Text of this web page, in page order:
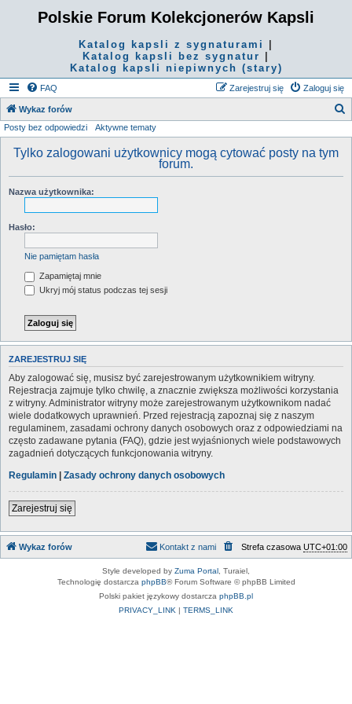
Polskie Forum Kolekcjonerów Kapsli
Katalog kapsli z sygnaturami
Katalog kapsli bez sygnatur
Katalog kapsli niepiwnych (stary)
FAQ Zaloguj się
Zarejestruj się
Wykaz forów
Posty bez odpowiedzi Aktywne tematy
Tylko zalogowani użytkownicy mogą cytować posty na tym
forum.
Nazwa użytkownika:
Hasło:
Nie pamiętam hasła
Zapamiętaj mnie
Ukryj mój status podczas tej sesji
ZAREJESTRUJ SIĘ
Aby zalogować się, musisz być zarejestrowanym użytkownikiem witryny.
Rejestracja zajmuje tylko chwilę, a znacznie zwiększa możliwości korzystania
z witryny. Administrator witryny może zarejestrowanym użytkownikom nadać
wiele dodatkowych uprawnień. Przed rejestracją zapoznaj się z naszym
regulaminem, zasadami ochrony danych osobowych oraz z odpowiedziami na
często zadawane pytania (FAQ), gdzie jest wyjaśnionych wiele podstawowych
zagadnień dotyczących funkcjonowania witryny.
Regulamin | Zasady ochrony danych osobowych
Zarejestruj się
Wykaz forów Strefa czasowa UTC+01:00
Kontakt z nami
Style developed by Zuma Portal , Turaiel,
Technologię dostarcza phpBB® Forum Software © phpBB Limited
Polski pakiet językowy dostarcza phpBB.pl
PRIVACY_LINK | TERMS_LINK